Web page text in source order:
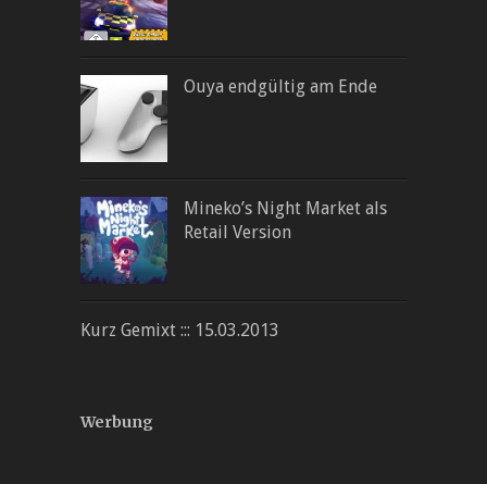
Ouya endgültig am Ende
Mineko’s Night Market als
Retail Version
Kurz Gemixt ::: 15.03.2013
Werbung